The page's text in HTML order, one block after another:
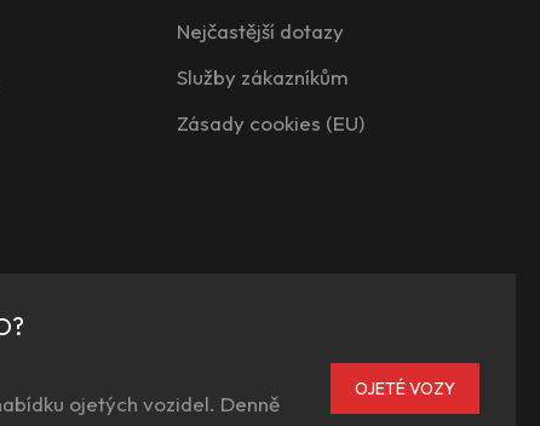
Nejčastější dotazy
Služby zákazníkům
Zásady cookies (EU)
ojetých vozidel. Denně
OJETÉ VOZY